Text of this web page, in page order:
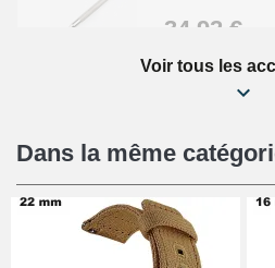
34,92 €
Kit Réparation
16,90 €
Pied à Coulisse
9,90 €
Voir tous les
Dans la même